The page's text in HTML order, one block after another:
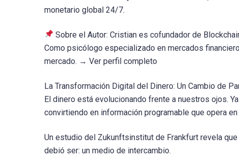
monetario global 24/7.
Sobre el Autor: Cristian es cofundador de
Como psicólogo especializado en mercados
mercado. → Ver perfil completo
La Transformación Digital del Dinero: Un Cambio de
El dinero está evolucionando frente a nuestros ojos.
convirtiendo en información programable que opera
Un estudio del Zukunftsinstitut de Frankfurt revela
debió ser: un medio de intercambio.